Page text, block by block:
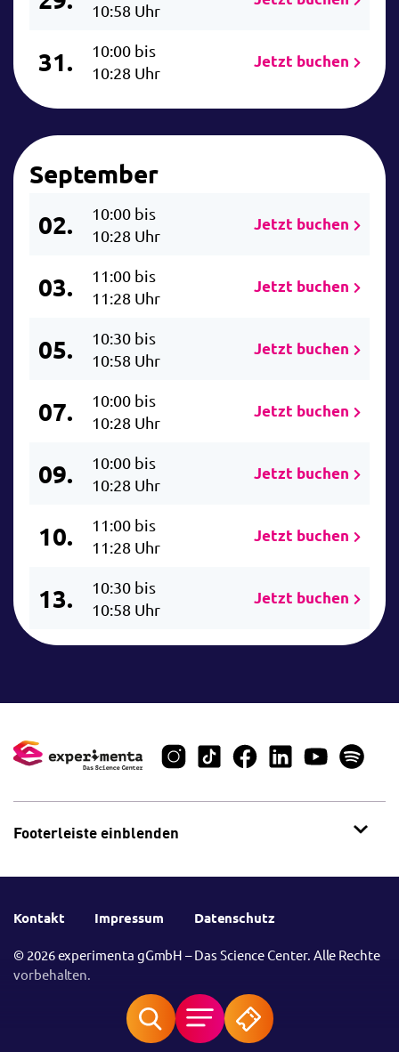
10:58 Uhr
31.
10:00 bis
10:28 Uhr
Jetzt buchen
September
02.
10:00 bis
10:28 Uhr
Jetzt buchen
03.
11:00 bis
11:28 Uhr
Jetzt buchen
05.
10:30 bis
10:58 Uhr
Jetzt buchen
07.
10:00 bis
10:28 Uhr
Jetzt buchen
09.
10:00 bis
10:28 Uhr
Jetzt buchen
10.
11:00 bis
11:28 Uhr
Jetzt buchen
13.
10:30 bis
10:58 Uhr
Jetzt buchen
Footerleiste einblenden
Kontakt Impressum Datenschutz
© 2026 experimenta gGmbH – Das Science Center. Alle Rechte
vorbehalten.